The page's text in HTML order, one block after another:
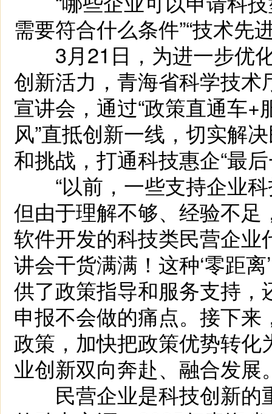
需要符合什么条件”“技术
3月21日，为进一步优化
创新活力，青海省科学技
宣讲会，通过“政策直通车+
风”直抵创新一线，切实解
和挑战，打通科技惠企“最
“以前，一些支持企业科
但由于理解不够、经验不足
软件开发的科技类民营企业
讲会干货满满！这种‘零距
供了政策指导和服务支持
申报不会做的痛点。接下
政策，加快把政策优势转
业创新双向奔赴、融合发展
民营企业是科技创新的